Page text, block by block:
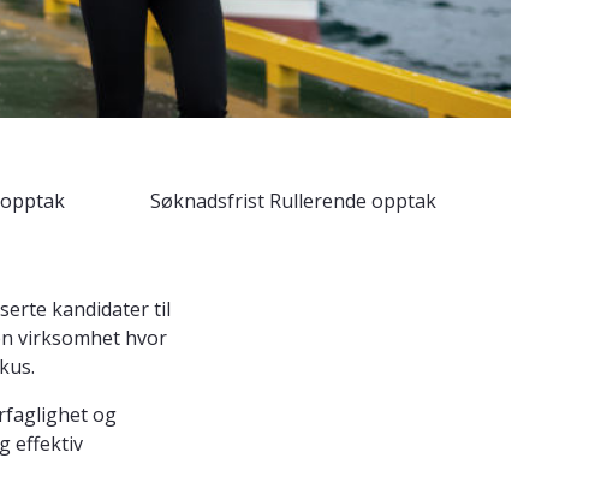
Søknadsfrist Rullerende opptak
kandidater til
virksomhet hvor
og
effektiv